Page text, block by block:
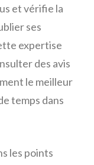
et vérifie la
ses
expertise
des avis
le meilleur
temps dans
les points